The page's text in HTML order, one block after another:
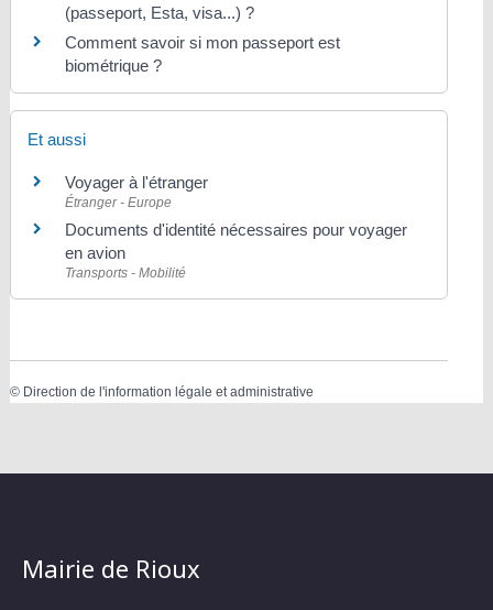
(passeport, Esta, visa...) ?
Comment savoir si mon passeport est
biométrique ?
Et aussi
Voyager à l'étranger
Étranger - Europe
Documents d'identité nécessaires pour voyager
en avion
Transports - Mobilité
© Direction de l'information légale et administrative
Mairie de Rioux